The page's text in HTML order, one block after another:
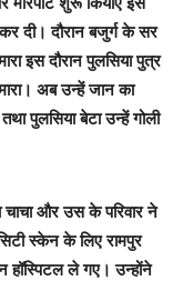
दी। दौरान बजुर्ग के सर
इस दौरान पुलसिया पुत्र
अब उन्हें जान का
पुलसिया बेटा उन्हें गोली
और उस के परिवार ने
स्केन के लिए रामपुर
हॉस्पिटल ले गए। उन्होंने